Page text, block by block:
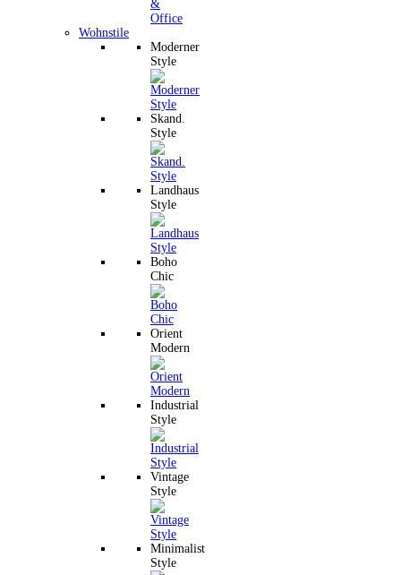
Wohnstile
Moderner
Style
Skand.
Style
Landhaus
Style
Boho
Chic
Orient
Modern
Industrial
Style
Vintage
Style
Minimalist
Style